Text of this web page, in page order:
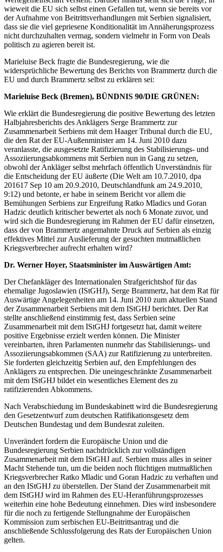
wieweit die EU sich selbst einen Gefallen tut, wenn sie bereits vor
der Aufnahme von Beitrittsverhandlungen mit Serbien signalisiert,
dass sie die viel gepriesene Konditionalität im Annäherungsprozess
nicht durchzuhalten vermag, sondern vielmehr in Form von Deals
politisch zu agieren bereit ist.
Marieluise Beck fragte die Bundesregierung, wie die
widersprüchliche Bewertung des Berichts von Brammertz durch die
EU und durch Brammertz selbst zu erklären sei:
Marieluise Beck (Bremen), BÜNDNIS 90/DIE GRÜNEN:
Wie erklärt die Bundesregierung die positive Bewertung des letzten
Halbjahresberichts des Anklägers Serge Brammertz zur
Zusammenarbeit Serbiens mit dem Haager Tribunal durch die EU,
die den Rat der EU-Außenminister am 14. Juni 2010 dazu
veranlasste, die ausgesetzte Ratifizierung des Stabilisierungs- und
Assoziierungsabkommens mit Serbien nun in Gang zu setzen,
obwohl der Ankläger selbst mehrfach öffentlich Unverständnis für
die Entscheidung der EU äußerte (Die Welt am 10.7.2010, dpa
201617 Sep 10 am 20.9.2010, Deutschlandfunk am 24.9.2010,
9:12) und betonte, er habe in seinem Bericht vor allem die
Bemühungen Serbiens zur Ergreifung Ratko Mladics und Goran
Hadzic deutlich kritischer bewertet als noch 6 Monate zuvor, und
wird sich die Bundesregierung im Rahmen der EU dafür einsetzen,
dass der von Brammertz angemahnte Druck auf Serbien als einzig
effektives Mittel zur Auslieferung der gesuchten mutmaßlichen
Kriegsverbrecher aufrecht erhalten wird?
Dr. Werner Hoyer, Staatsminister im Auswärtigen Amt:
Der Chefankläger des Internationalen Strafgerichtshof für das
ehemalige Jugoslawien (IStGHJ), Serge Brammertz, hat dem Rat für
Auswärtige Angelegenheiten am 14. Juni 2010 zum aktuellen Stand
der Zusammenarbeit Serbiens mit dem IStGHJ berichtet. Der Rat
stellte anschließend einstimmig fest, dass Serbien seine
Zusammenarbeit mit dem IStGHJ fortgesetzt hat, damit weitere
positive Ergebnisse erzielt werden können. Die Minister
vereinbarten, ihren Parlamenten nunmehr das Stabilisierungs- und
Assoziierungsabkommen (SAA) zur Ratifizierung zu unterbreiten.
Sie forderten gleichzeitig Serbien auf, den Empfehlungen des
Anklägers zu entsprechen. Die uneingeschränkte Zusammenarbeit
mit dem IStGHJ bildet ein wesentliches Element des zu
ratifizierenden Abkommens.
Nach Verabschiedung im Bundeskabinett wird die Bundesregierung
den Gesetzentwurf zum deutschen Ratifikationsgesetz dem
Deutschen Bundestag und dem Bundesrat zuleiten.
Unverändert fordern die Europäische Union und die
Bundesregierung Serbien nachdrücklich zur vollständigen
Zusammenarbeit mit dem IStGHJ auf. Serbien muss alles in seiner
Macht Stehende tun, um die beiden noch flüchtigen mutmaßlichen
Kriegsverbrecher Ratko Mladic und Goran Hadzic zu verhaften und
an den IStGHJ zu überstellen. Der Stand der Zusammenarbeit mit
dem IStGHJ wird im Rahmen des EU-Heranführungsprozesses
weiterhin eine hohe Bedeutung einnehmen. Dies wird insbesondere
für die noch zu fertigende Stellungnahme der Europäischen
Kommission zum serbischen EU-Beitrittsantrag und die
anschließende Schlussfolgerung des Rats der Europäischen Union
gelten.